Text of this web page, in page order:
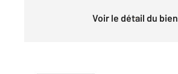
Voir le détail du bien